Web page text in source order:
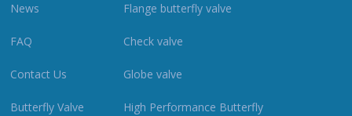
News
FAQ
Contact Us
Butterfly Valve
Flange butterfly valve
Check valve
Globe valve
High Performance Butterfly